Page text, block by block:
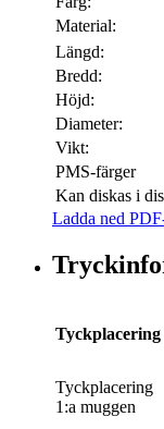
Material:
Längd:
Bredd:
Höjd:
Diameter:
Vikt:
PMS-färger
Kan diskas i
Ladda ned
Tyckplacering
Tyckplacering
1:a muggen